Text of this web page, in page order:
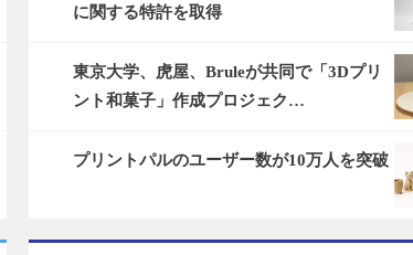
に関する特許を取得
東京大学、虎屋、Bruleが共同で「3Dプリ
ント和菓子」作成プロジェク…
プリントパルのユーザー数が10万人を突破